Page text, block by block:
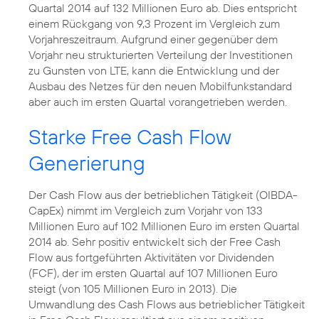
Quartal 2014 auf 132 Millionen Euro ab. Dies entspricht
einem Rückgang von 9,3 Prozent im Vergleich zum
Vorjahreszeitraum. Aufgrund einer gegenüber dem
Vorjahr neu strukturierten Verteilung der Investitionen
zu Gunsten von LTE, kann die Entwicklung und der
Ausbau des Netzes für den neuen Mobilfunkstandard
aber auch im ersten Quartal vorangetrieben werden.
Starke Free Cash Flow
Generierung
Der Cash Flow aus der betrieblichen Tätigkeit (OIBDA-
CapEx) nimmt im Vergleich zum Vorjahr von 133
Millionen Euro auf 102 Millionen Euro im ersten Quartal
2014 ab. Sehr positiv entwickelt sich der Free Cash
Flow aus fortgeführten Aktivitäten vor Dividenden
(FCF), der im ersten Quartal auf 107 Millionen Euro
steigt (von 105 Millionen Euro in 2013). Die
Umwandlung des Cash Flows aus betrieblicher Tätigkeit